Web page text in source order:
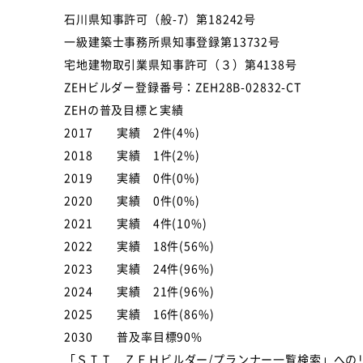
石川県知事許可（般-7）第18242号
一級建築士事務所県知事登録第13732号
宅地建物取引業県知事許可（３）第4138号
ZEHビルダー登録番号：ZEH28B-02832-CT
ZEHの普及目標と実績
2017 実績 2件(4%)
2018 実績 1件(2%)
2019 実績 0件(0%)
2020 実績 0件(0%)
2021 実績 4件(10%)
2022 実績 18件(56%)
2023 実績 24件(96%)
2024 実績 21件(96%)
2025 実績 16件(86%)
2030 普及率目標90%
「ＳＩＩ ＺＥＨビルダー/プランナー一覧検索」への